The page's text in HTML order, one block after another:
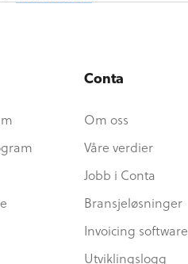
Conta
Om oss
Våre verdier
Jobb i Conta
Bransjeløsninger
Invoicing software
Utviklingslogg